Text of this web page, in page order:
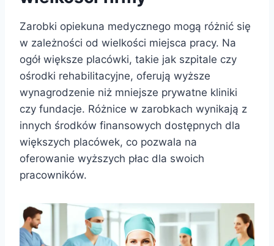
Zarobki opiekuna medycznego mogą różnić się
w zależności od wielkości miejsca pracy. Na
ogół większe placówki, takie jak szpitale czy
ośrodki rehabilitacyjne, oferują wyższe
wynagrodzenie niż mniejsze prywatne kliniki
czy fundacje. Różnice w zarobkach wynikają z
innych środków finansowych dostępnych dla
większych placówek, co pozwala na
oferowanie wyższych płac dla swoich
pracowników.